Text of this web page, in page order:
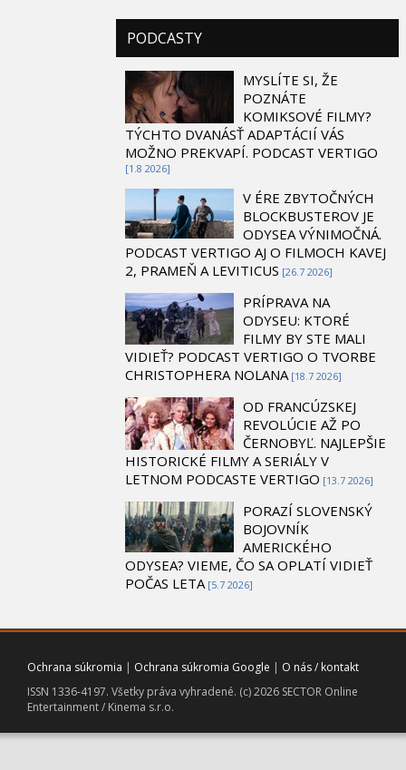
PODCASTY
MYSLÍTE SI, ŽE
POZNÁTE
KOMIKSOVÉ FILMY?
TÝCHTO DVANÁSŤ ADAPTÁCIÍ VÁS
MOŽNO PREKVAPÍ. PODCAST VERTIGO
[1.8 2026]
V ÉRE ZBYTOČNÝCH
BLOCKBUSTEROV JE
ODYSEA VÝNIMOČNÁ.
PODCAST VERTIGO AJ O FILMOCH KAVEJ
2, PRAMEŇ A LEVITICUS [26.7 2026]
PRÍPRAVA NA
ODYSEU: KTORÉ
FILMY BY STE MALI
VIDIEŤ? PODCAST VERTIGO O TVORBE
CHRISTOPHERA NOLANA [18.7 2026]
OD FRANCÚZSKEJ
REVOLÚCIE AŽ PO
ČERNOBYĽ. NAJLEPŠIE
HISTORICKÉ FILMY A SERIÁLY V
LETNOM PODCASTE VERTIGO [13.7 2026]
PORAZÍ SLOVENSKÝ
BOJOVNÍK
AMERICKÉHO
ODYSEA? VIEME, ČO SA OPLATÍ VIDIEŤ
POČAS LETA [5.7 2026]
Ochrana súkromia | Ochrana súkromia Google | O nás / kontakt
ISSN 1336-4197. Všetky práva vyhradené. (c) 2026 SECTOR Online
Entertainment / Kinema s.r.o.